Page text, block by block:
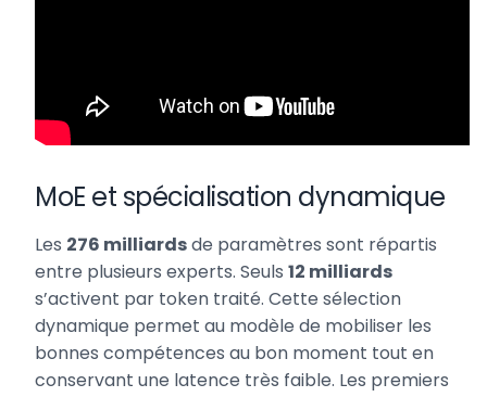
MoE et spécialisation dynamique
Les 276 milliardsde paramètres sont répartis
entre plusieurs experts. Seuls 12 milliards
s’activent par token traité. Cette sélection
dynamique permet au modèle de mobiliser les
bonnes compétences au bon moment tout en
conservant une latence très faible. Les premiers